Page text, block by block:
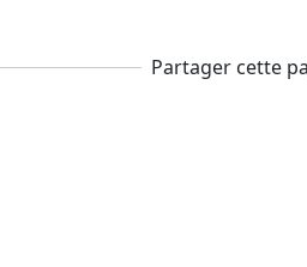
Partager cette